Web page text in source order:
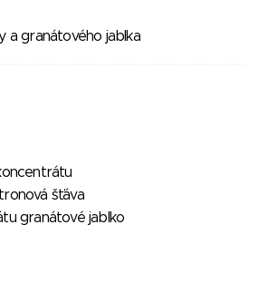
a granátového jablka
šťáva
granátové jablko